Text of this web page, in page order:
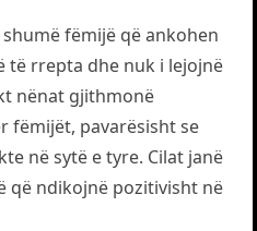
shumë fëmijë që ankohen
të rrepta dhe nuk i lejojnë
nënat gjithmonë
fëmijët, pavarësisht se
në sytë e tyre. Cilat janë
që ndikojnë pozitivisht në